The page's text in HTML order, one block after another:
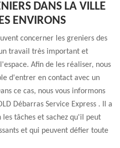
DANS LA VILLE
ENVIRONS
concerner les greniers des
travail très important et
Afin de les réaliser, nous
d'entrer en contact avec un
ce cas, nous vous informons
Débarras Service Express . Il a
tâches et sachez qu'il peut
et qui peuvent défier toute